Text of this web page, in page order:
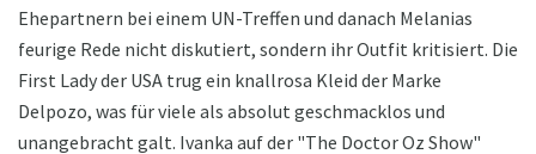
Ehepartnern bei einem UN-Treffen und danach Melanias
feurige Rede nicht diskutiert, sondern ihr Outfit kritisiert. Die
First Lady der USA trug ein knallrosa Kleid der Marke
Delpozo, was für viele als absolut geschmacklos und
unangebracht galt. Ivanka auf der "The Doctor Oz Show"